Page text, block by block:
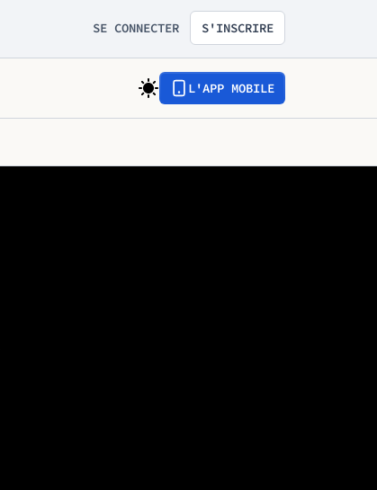
SE CONNECTER S'INSCRIRE
L'APP MOBILE